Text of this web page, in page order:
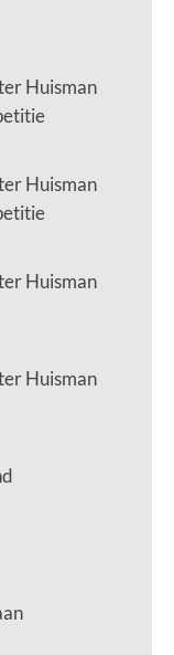
Huisman
Huisman
Huisman
Huisman